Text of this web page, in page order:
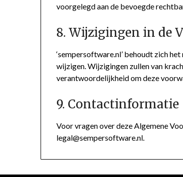
voorgelegd aan de bevoegde
8. Wijzigingen in de
‘sempersoftware.nl’ behoudt zich
wijzigen. Wijzigingen zullen van
verantwoordelijkheid om deze
9. Contactinformatie
Voor vragen over deze Algemene
legal@sempersoftware.nl.